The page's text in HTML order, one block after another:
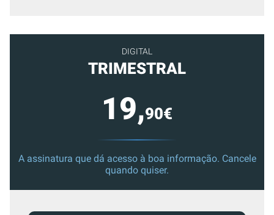
DIGITAL
TRIMESTRAL
19,90€
A assinatura que dá acesso à boa informação. Cancele
quando quiser.